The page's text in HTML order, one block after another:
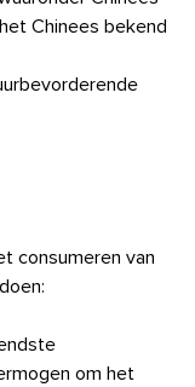
Chinees bekend
consumeren van
om het